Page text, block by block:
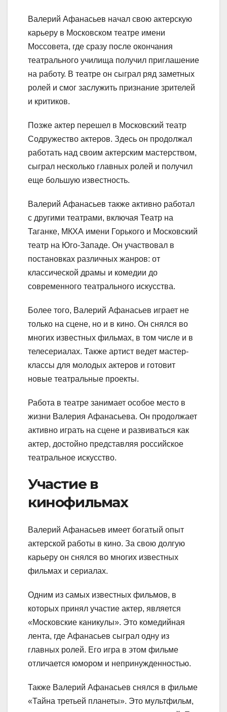
Валерий Афанасьев начал свою актерскую
карьеру в Московском театре имени
Моссовета, где сразу после окончания
театрального училища получил приглашение
на работу. В театре он сыграл ряд заметных
ролей и смог заслужить признание зрителей
и критиков.
Позже актер перешел в Московский театр
Содружество актеров. Здесь он продолжал
работать над своим актерским мастерством,
сыграл несколько главных ролей и получил
еще большую известность.
Валерий Афанасьев также активно работал
с другими театрами, включая Театр на
Таганке, МКХА имени Горького и Московский
театр на Юго-Западе. Он участвовал в
постановках различных жанров: от
классической драмы и комедии до
современного театрального искусства.
Более того, Валерий Афанасьев играет не
только на сцене, но и в кино. Он снялся во
многих известных фильмах, в том числе и в
телесериалах. Также артист ведет мастер-
классы для молодых актеров и готовит
новые театральные проекты.
Работа в театре занимает особое место в
жизни Валерия Афанасьева. Он продолжает
активно играть на сцене и развиваться как
актер, достойно представляя российское
театральное искусство.
Участие в
кинофильмах
Валерий Афанасьев имеет богатый опыт
актерской работы в кино. За свою долгую
карьеру он снялся во многих известных
фильмах и сериалах.
Одним из самых известных фильмов, в
которых принял участие актер, является
«Московские каникулы». Это комедийная
лента, где Афанасьев сыграл одну из
главных ролей. Его игра в этом фильме
отличается юмором и непринужденностью.
Также Валерий Афанасьев снялся в фильме
«Тайна третьей планеты». Это мультфильм,